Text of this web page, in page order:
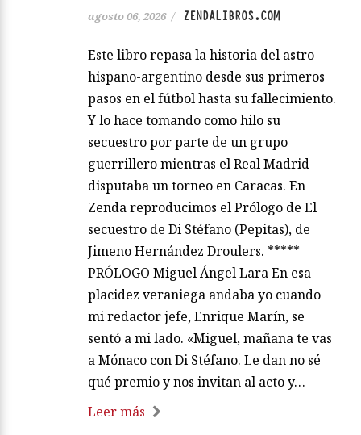
agosto 06, 2026 / ZENDALIBROS.COM
Este libro repasa la historia del astro
hispano-argentino desde sus primeros
pasos en el fútbol hasta su fallecimiento.
Y lo hace tomando como hilo su
secuestro por parte de un grupo
guerrillero mientras el Real Madrid
disputaba un torneo en Caracas. En
Zenda reproducimos el Prólogo de El
secuestro de Di Stéfano (Pepitas), de
Jimeno Hernández Droulers. *****
PRÓLOGO Miguel Ángel Lara En esa
placidez veraniega andaba yo cuando
mi redactor jefe, Enrique Marín, se
sentó a mi lado. «Miguel, mañana te vas
a Mónaco con Di Stéfano. Le dan no sé
qué premio y nos invitan al acto y…
Leer más